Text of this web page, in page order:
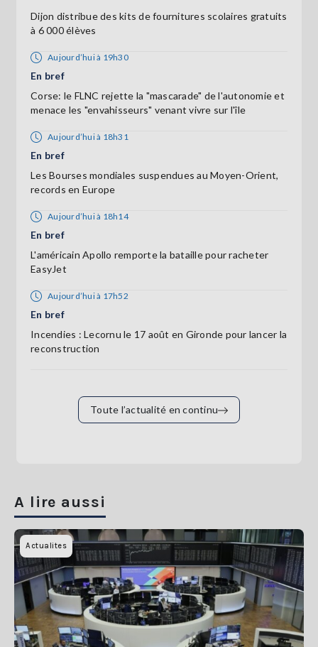
Dijon distribue des kits de fournitures scolaires gratuits
à 6 000 élèves
Aujourd’hui à 19h30
En bref
Corse: le FLNC rejette la "mascarade" de l'autonomie et
menace les "envahisseurs" venant vivre sur l'île
Aujourd’hui à 18h31
En bref
Les Bourses mondiales suspendues au Moyen-Orient,
records en Europe
Aujourd’hui à 18h14
En bref
L'américain Apollo remporte la bataille pour racheter
EasyJet
Aujourd’hui à 17h52
En bref
Incendies : Lecornu le 17 août en Gironde pour lancer la
reconstruction
Toute l’actualité en continu
A lire aussi
Actualites